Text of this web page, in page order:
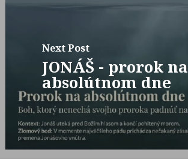
Next Post
JONÁŠ - prorok na
absolútnom dne